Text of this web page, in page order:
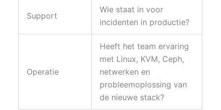
Support
Wie staat in voor
incidenten in productie?
Operatie
Heeft het team ervaring
met Linux, KVM, Ceph,
netwerken en
probleemoplossing van
de nieuwe stack?